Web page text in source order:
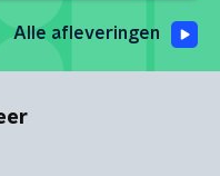
Alle afleveringen